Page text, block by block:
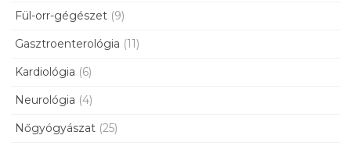
Fül-orr-gégészet (9)
Gasztroenterológia (11)
Kardiológia (6)
Neurológia (4)
Nőgyógyászat (25)